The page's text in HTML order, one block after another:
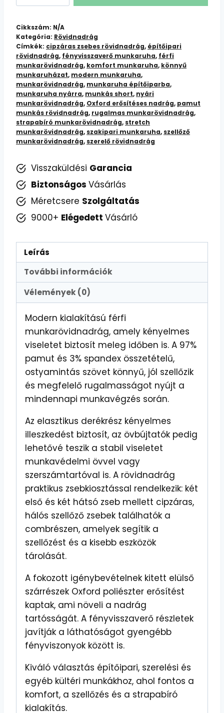
STR
rövidnadrág
mennyiség
Cikkszám: N/A
Kategória: Rövidnadrág
Címkék: cipzáras zsebes rövidnadrág, építőipari
rövidnadrág, fényvisszaverő munkaruha, férfi
munkarövidnadrág, komfort munkaruha, könnyű
munkaruházat, modern munkaruha,
munkarövidnadrág, munkaruha építőiparba,
munkaruha nyárra, munkás short, nyári
munkarövidnadrág, Oxford erősítéses nadrág, pamut
munkás rövidnadrág, rugalmas munkarövidnadrág,
strapabíró munkarövidnadrág, stretch
munkarövidnadrág, szakipari munkaruha, szellőző
munkarövidnadrág, szerelő rövidnadrág
Visszaküldési Garancia
Biztonságos Vásárlás
Méretcsere Szolgáltatás
9000+ Elégedett Vásárló
Leírás
További információk
Vélemények (0)
Modern kialakítású férfi
munkarövidnadrág, amely kényelmes
viseletet biztosít meleg időben is. A 97%
pamut és 3% spandex összetételű,
ostyamintás szövet könnyű, jól szellőzik
és megfelelő rugalmasságot nyújt a
mindennapi munkavégzés során.
Az elasztikus derékrész kényelmes
illeszkedést biztosít, az övbújtatók pedig
lehetővé teszik a stabil viseletet
munkavédelmi övvel vagy
szerszámtartóval is. A rövidnadrág
praktikus zsebkiosztással rendelkezik: két
első és két hátsó zseb mellett cipzáras,
hálós szellőző zsebek találhatók a
combrészen, amelyek segítik a
szellőzést és a kisebb eszközök
tárolását.
A fokozott igénybevételnek kitett elülső
szárrészek Oxford poliészter erősítést
kaptak, ami növeli a nadrág
tartósságát. A fényvisszaverő részletek
javítják a láthatóságot gyengébb
fényviszonyok között is.
Kiváló választás építőipari, szerelési és
egyéb kültéri munkákhoz, ahol fontos a
komfort, a szellőzés és a strapabíró
kialakítás.